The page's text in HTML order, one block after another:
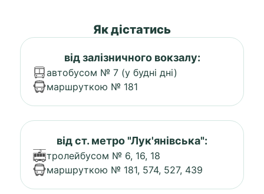
Як дістатись
від залізничного вокзалу:
автобусом № 7 (у будні дні)
маршруткою № 181
від ст. метро "Лук'янівська":
тролейбусом № 6, 16, 18
маршруткою № 181, 574, 527, 439